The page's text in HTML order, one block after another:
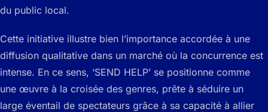
du public local.
Cette initiative illustre bien l’importance accordée à une
diffusion qualitative dans un marché où la concurrence est
intense. En ce sens, ‘SEND HELP’ se positionne comme
une œuvre à la croisée des genres, prête à séduire un
large éventail de spectateurs grâce à sa capacité à allier